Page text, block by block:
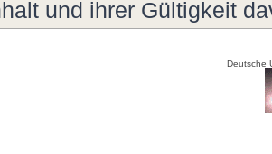
und ihrer Gültigkeit
Deutsche